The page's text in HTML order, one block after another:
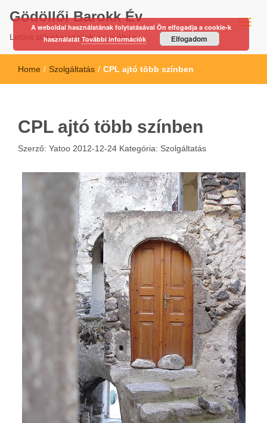
Gödöllői Barokk Év
Letűnt stíluskorszakok nyomában…
Home / Szolgáltatás / CPL ajtó több színben
CPL ajtó több színben
Szerző: Yatoo 2012-12-24 Kategória: Szolgáltatás
A weboldal használatának folytatásával Ön elfogadja a cookie-k
használatátTovábbi információk Elfogadom